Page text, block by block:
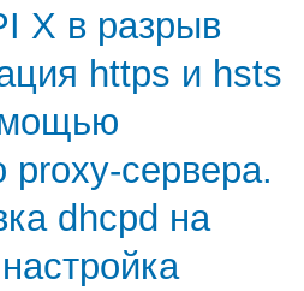
X в разрыв
https и hsts
proxy-сервера.
dhcpd на